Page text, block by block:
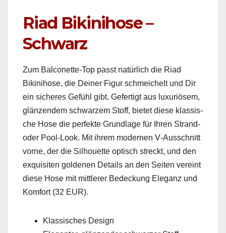
Riad Bikinihose –
Schwarz
Zum Bal­conette-Top passt natür­lich die Riad
Bikini­hose, die Dein­er Fig­ur schme­ichelt und Dir
ein sicheres Gefühl gibt. Gefer­tigt aus lux­u­riösem,
glänzen­dem schwarzem Stoff, bietet diese klas­sis­
che Hose die per­fek­te Grund­lage für Ihren Strand-
oder Pool-Look. Mit ihrem mod­er­nen V‑Ausschnitt
vorne, der die Sil­hou­ette optisch streckt, und den
exquis­iten gold­e­nen Details an den Seit­en vere­int
diese Hose mit mit­tlerer Bedeck­ung Ele­ganz und
Kom­fort (32 EUR).
Klas­sis­ches Design